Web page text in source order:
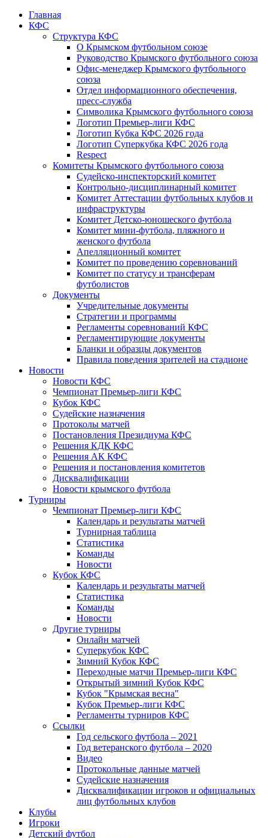
Главная
КФС
Структура КФС
О Крымском футбольном союзе
Руководство Крымского футбольного союза
Офис-менеджер Крымского футбольного
союза
Отдел информационного обеспечения,
пресс-служба
Символика Крымского футбольного союза
Логотип Премьер-лиги КФС
Логотип Кубка КФС 2026 года
Логотип Суперкубка КФС 2026 года
Respect
Комитеты Крымского футбольного союза
Судейско-инспекторский комитет
Контрольно-дисциплинарный комитет
Комитет Аттестации футбольных клубов и
инфраструктуры
Комитет Детско-юношеского футбола
Комитет мини-футбола, пляжного и
женского футбола
Апелляционный комитет
Комитет по проведению соревнований
Комитет по статусу и трансферам
футболистов
Документы
Учредительные документы
Стратегии и программы
Регламенты соревнований КФС
Регламентирующие документы
Бланки и образцы документов
Правила поведения зрителей на стадионе
Новости
Новости КФС
Чемпионат Премьер-лиги КФС
Кубок КФС
Судейские назначения
Протоколы матчей
Постановления Президиума КФС
Решения КДК КФС
Решения АК КФС
Решения и постановления комитетов
Дисквалификации
Новости крымского футбола
Турниры
Чемпионат Премьер-лиги КФС
Календарь и результаты матчей
Турнирная таблица
Статистика
Команды
Новости
Кубок КФС
Календарь и результаты матчей
Статистика
Команды
Новости
Другие турниры
Онлайн матчей
Суперкубок КФС
Зимний Кубок КФС
Переходные матчи Премьер-лиги КФС
Открытый зимний Кубок КФС
Кубок "Крымская весна"
Кубок Премьер-лиги КФС
Регламенты турниров КФС
Ссылки
Год сельского футбола – 2021
Год ветеранского футбола – 2020
Видео
Протокольные данные матчей
Судейские назначения
Дисквалификации игроков и официальных
лиц футбольных клубов
Клубы
Игроки
Детский футбол